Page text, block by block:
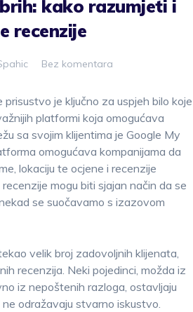
kako razumjeti i
recenzije
Bez komentara
prisustvo je ključno za uspjeh bilo koje
platformi koja omogućava
sa svojim klijentima je Google My
omogućava kompanijama da
lokaciju te ocjene i recenzije
mogu biti sjajan način da se
se suočavamo s izazovom
velik broj zadovoljnih klijenata,
recenzija. Neki pojedinci, možda iz
iz nepoštenih razloga, ostavljaju
odražavaju stvarno iskustvo.